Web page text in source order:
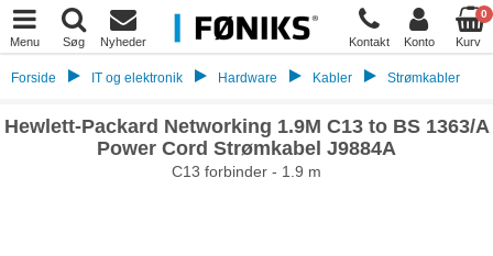
Menu Søg Nyheder Kontakt Konto
0
Kurv
Forside IT og elektronik Hardware Kabler Strømkabler
Hewlett-Packard Networking 1.9M C13 to BS 1363/A
Power Cord Strømkabel J9884A
C13 forbinder - 1.9 m